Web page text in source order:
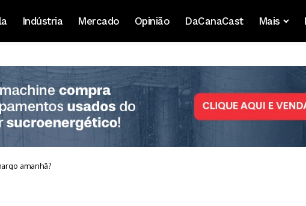
Indústria Mercado Opinião DaCanaCast Mais
amanhã?